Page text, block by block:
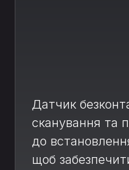
Датчик
сканування та
до
щоб